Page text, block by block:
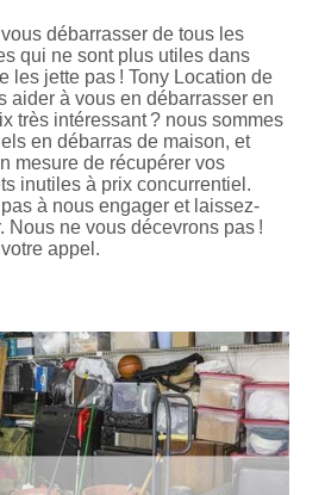
débarrasser de tous les
qui ne sont plus utiles dans
les jette pas ! Tony Location de
aider à vous en débarrasser en
très intéressant ? nous sommes
en débarras de maison, et
mesure de récupérer vos
inutiles à prix concurrentiel.
à nous engager et laissez-
Nous ne vous décevrons pas !
appel.